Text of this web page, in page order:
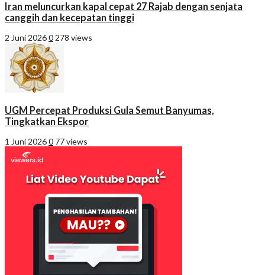
Iran meluncurkan kapal cepat 27 Rajab dengan senjata
canggih dan kecepatan tinggi
2 Juni 20260 278 views
UGM Percepat Produksi Gula Semut Banyumas,
Tingkatkan Ekspor
1 Juni 20260 77 views